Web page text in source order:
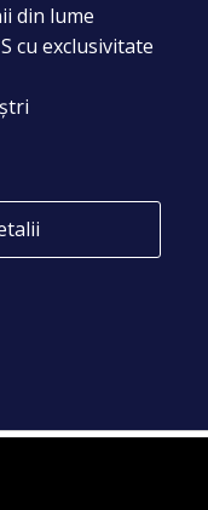
din lume
cu exclusivitate